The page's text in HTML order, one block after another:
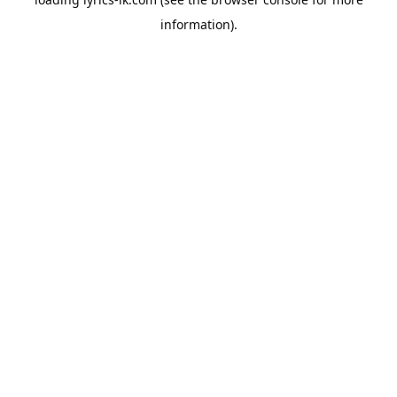
information).